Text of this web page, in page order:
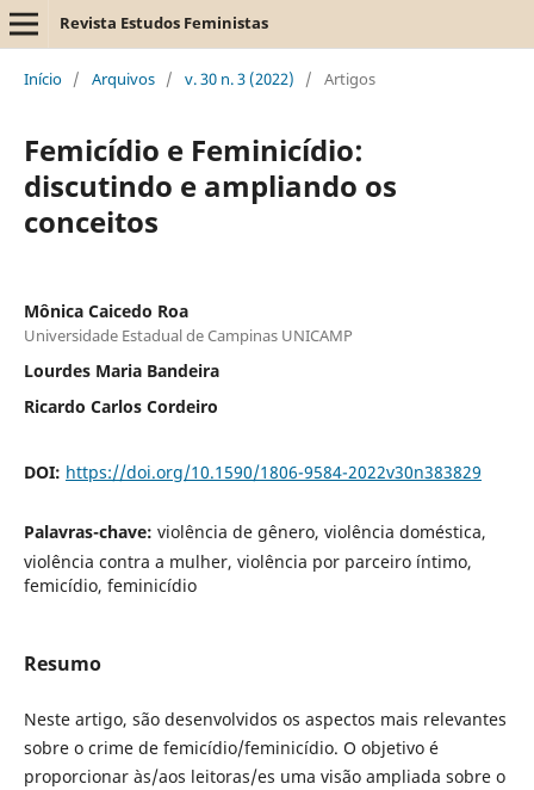
Revista Estudos Feministas
Início / Arquivos / v. 30 n. 3 (2022) / Artigos
Femicídio e Feminicídio:
discutindo e ampliando os
conceitos
Mônica Caicedo Roa
Universidade Estadual de Campinas UNICAMP
Lourdes Maria Bandeira
Ricardo Carlos Cordeiro
DOI: https://doi.org/10.1590/1806-9584-2022v30n383829
Palavras-chave: violência de gênero, violência doméstica,
violência contra a mulher, violência por parceiro íntimo,
femicídio, feminicídio
Resumo
Neste artigo, são desenvolvidos os aspectos mais relevantes
sobre o crime de femicídio/feminicídio. O objetivo é
proporcionar às/aos leitoras/es uma visão ampliada sobre o